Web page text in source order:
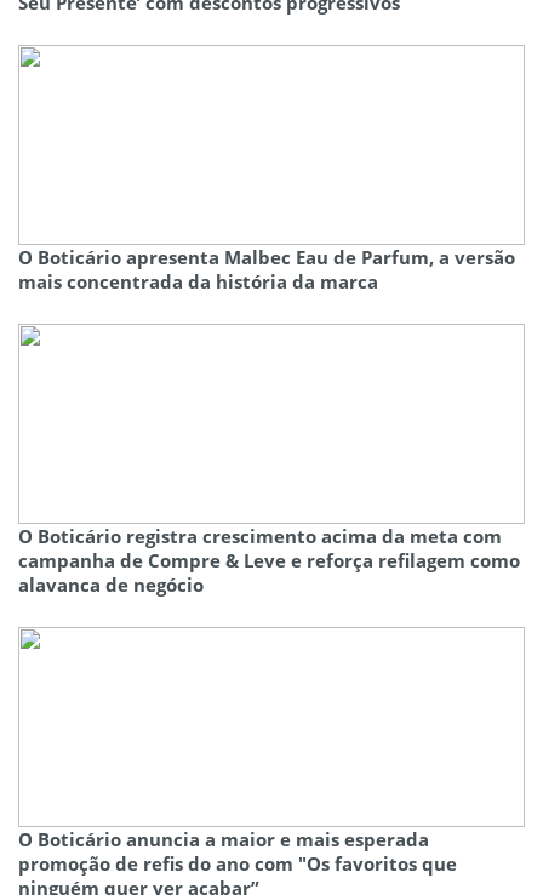
O Boticário apresenta Malbec Eau de Parfum, a versão
mais concentrada da história da marca
O Boticário registra crescimento acima da meta com
campanha de Compre & Leve e reforça refilagem como
alavanca de negócio
O Boticário anuncia a maior e mais esperada
promoção de refis do ano com "Os favoritos que
ninguém quer ver acabar”